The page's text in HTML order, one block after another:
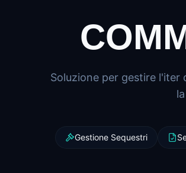
Soluzione per gestire l'iter
Gestione Sequestri